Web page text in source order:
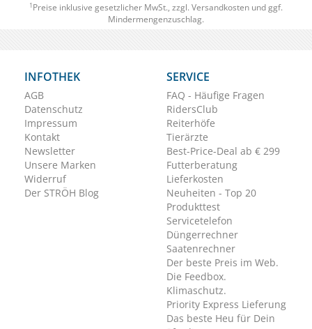
1 Preise inklusive gesetzlicher MwSt., zzgl. Versandkosten und ggf.
Mindermengenzuschlag.
INFOTHEK
AGB
Datenschutz
Impressum
Kontakt
Newsletter
Unsere Marken
Widerruf
Der STRÖH Blog
SERVICE
FAQ - Häufige Fragen
RidersClub
Reiterhöfe
Tierärzte
Best-Price-Deal ab € 299
Futterberatung
Lieferkosten
Neuheiten - Top 20
Produkttest
Servicetelefon
Düngerrechner
Saatenrechner
Der beste Preis im Web.
Die Feedbox.
Klimaschutz.
Priority Express Lieferung
Das beste Heu für Dein